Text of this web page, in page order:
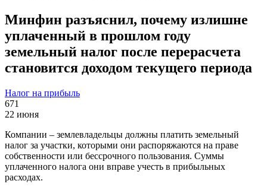
Минфин разъяснил, почему излишне
уплаченный в прошлом году
земельный налог после перерасчета
становится доходом текущего периода
Налог на прибыль
671
22 июня
Компании – землевладельцы должны платить земельный
налог за участки, которыми они распоряжаются на праве
собственности или бессрочного пользования. Суммы
уплаченного налога они вправе учесть в прибыльных
расходах.